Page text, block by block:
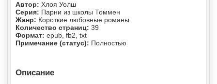
Автор: Хлоя Уолш
Серия: Парни из школы Томмен
Жанр: Короткие любовные романы
Количество страниц: 39
Формат: epub, fb2, txt
Примечание (статус): Полностью
Описание